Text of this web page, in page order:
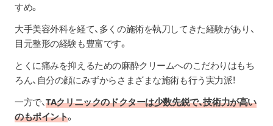
すめ。
大手美容外科を経て、多くの施術を執刀してきた経験があり、
目元整形の経験も豊富です。
とくに痛みを抑えるための麻酔クリームへのこだわりはもち
ろん、自分の顔にみずからさまざまな施術も行う実力派！
一方で、TAクリニックのドクターは少数先鋭で、技術力が高い
のもポイント。